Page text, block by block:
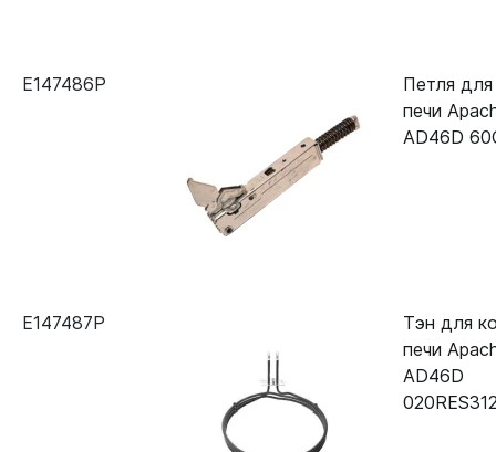
E147486P
Петля
печи
AD46D
E147487P
Тэн для
печи
AD46D